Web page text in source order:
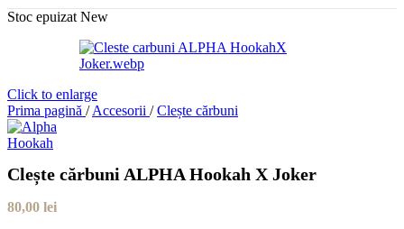
Stoc epuizat New
Click to enlarge
Prima pagină / Accesorii / Clește cărbuni
Clește cărbuni ALPHA Hookah X Joker
80,00 lei